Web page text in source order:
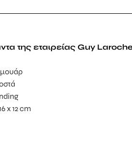
της εταιρείας Guy
x 12 cm